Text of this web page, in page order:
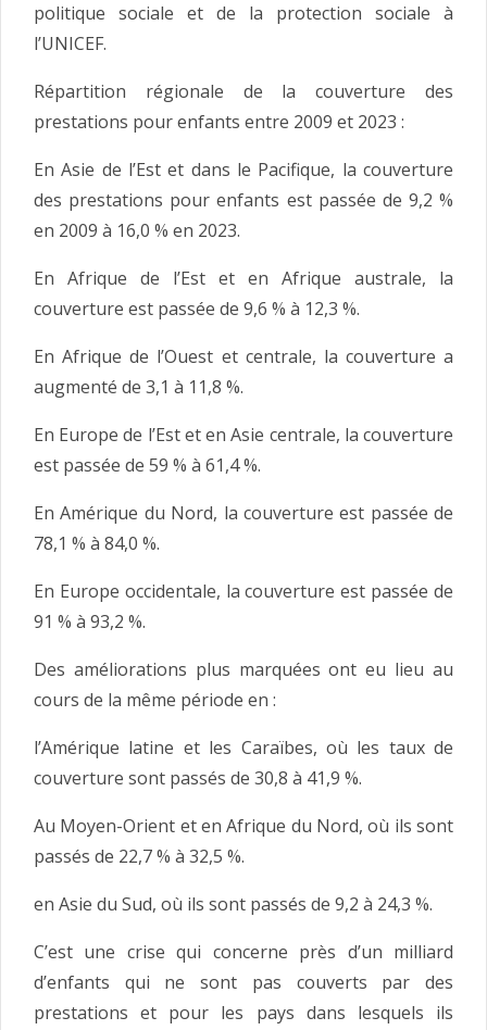
politique sociale et de la protection sociale à
l’UNICEF.
Répartition régionale de la couverture des
prestations pour enfants entre 2009 et 2023 :
En Asie de l’Est et dans le Pacifique, la couverture
des prestations pour enfants est passée de 9,2 %
en 2009 à 16,0 % en 2023.
En Afrique de l’Est et en Afrique australe, la
couverture est passée de 9,6 % à 12,3 %.
En Afrique de l’Ouest et centrale, la couverture a
augmenté de 3,1 à 11,8 %.
En Europe de l’Est et en Asie centrale, la couverture
est passée de 59 % à 61,4 %.
En Amérique du Nord, la couverture est passée de
78,1 % à 84,0 %.
En Europe occidentale, la couverture est passée de
91 % à 93,2 %.
Des améliorations plus marquées ont eu lieu au
cours de la même période en :
l’Amérique latine et les Caraïbes, où les taux de
couverture sont passés de 30,8 à 41,9 %.
Au Moyen-Orient et en Afrique du Nord, où ils sont
passés de 22,7 % à 32,5 %.
en Asie du Sud, où ils sont passés de 9,2 à 24,3 %.
C’est une crise qui concerne près d’un milliard
d’enfants qui ne sont pas couverts par des
prestations et pour les pays dans lesquels ils